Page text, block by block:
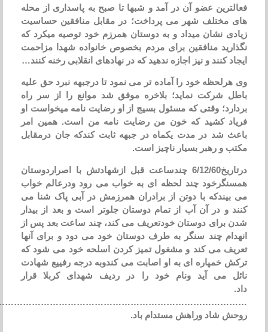
عضو آن در آمد و شبها تا صبح به پاسداری از محله
مختلف شهر می پرداخت؛ در مقابل منافقین حساسیت
نشان میداد و به دوستان همرزم خود توصیه میکرد که
منافقین برای مردم بخصوص خانواده شهدا مزاحمت
کنند و نیز اجازه ندهید که در نهادهای انقلابی رخنه کنند…
خود را آماده تر می نمود تا درجبهه نبرد حق علیه
شرکت نماید؛ بلاخره موفق شد موانع را از سر راه
وقتی که مسئول بسیج از او رضایت نامه میخواست او
کشید که خون من رضایت نامه من است. همین امر
شد در مدت یکماه در جبهه ثابت کندکه جان درمقابل
و رهبر بسیار ناچیز است.
درتاریخ6/12/60 چندساعت قبل ازشهادتش با اصراردوستان
چند لحظه ای به خواب می رود ودرعالم خواب
با دوتن از برادران همرزمش در آبی پاک شنا می
و در آن آب از تمام دوستان جلوتر است و بعد از بیدار
برای دوستان خودتعریف می کند، چند ساعت بعد پس از
چند سنگر به طرف دوستان خود می دود و برای آنها
می کند و مشغول تمیز کردن اسلحه خود می شود که
خمپاره ای به او اصابت می کندوبه درجه رفییع شهادت
می آید ونام خود را در ردیف شهدای کربلا قرار
شاد وراهش مستدام باد.